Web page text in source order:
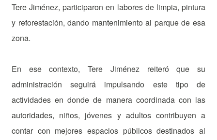
Tere Jiménez, participaron en labores de limpia, pintura
y reforestación, dando mantenimiento al parque de esa
zona.
En ese contexto, Tere Jiménez reiteró que su
administración seguirá impulsando este tipo de
actividades en donde de manera coordinada con las
autoridades, niños, jóvenes y adultos contribuyen a
contar con mejores espacios públicos destinados al